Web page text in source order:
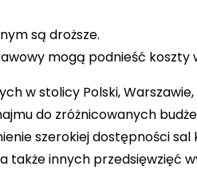
są droższe.
mogą podnieść koszty
w stolicy Polski,
do zróżnicowanych
szerokiej dostępności
także innych